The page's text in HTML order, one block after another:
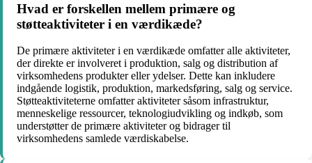
Hvad er forskellen mellem primære og
støtteaktiviteter i en værdikæde?
De primære aktiviteter i en værdikæde omfatter alle aktiviteter,
der direkte er involveret i produktion, salg og distribution af
virksomhedens produkter eller ydelser. Dette kan inkludere
indgående logistik, produktion, markedsføring, salg og service.
Støtteaktiviteterne omfatter aktiviteter såsom infrastruktur,
menneskelige ressourcer, teknologiudvikling og indkøb, som
understøtter de primære aktiviteter og bidrager til
virksomhedens samlede værdiskabelse.